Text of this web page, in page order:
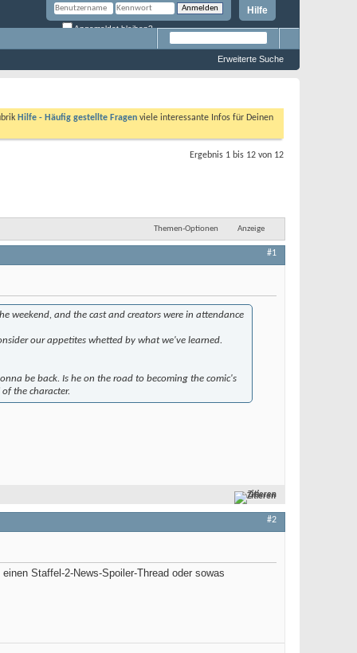
Hilfe
Angemeldet bleiben?
Erweiterte Suche
Hilfe - Häufig gestellte Fragen viele interessante Infos für Deinen
Ergebnis 1 bis 12 von 12
Themen-Optionen Anzeige
#1
weekend, and the cast and creators were in attendance
our appetites whetted by what we've learned.
be back. Is he on the road to becoming the comic's
the character.
Zitieren
#2
Staffel-2-News-Spoiler-Thread oder sowas